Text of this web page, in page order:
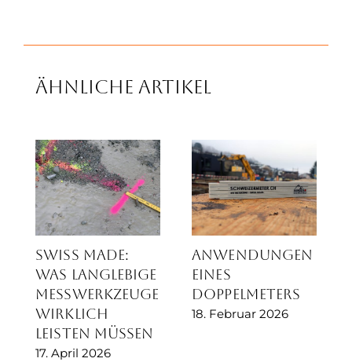
Ähnliche Artikel
Swiss Made:
Was langlebige
Messwerkzeuge
wirklich
leisten müssen
17. April 2026
Anwendungen
eines
Doppelmeters
18. Februar 2026